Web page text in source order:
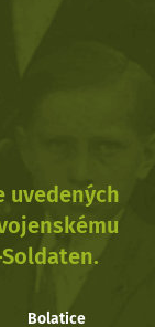
uvedených
Bolatice